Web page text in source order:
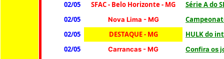
02/05
SFAC - Belo Horizonte - MG
Série A do
02/05
Nova Lima - MG
02/05
DESTAQUE - MG
HULK do
02/05
Carrancas - MG Confira os